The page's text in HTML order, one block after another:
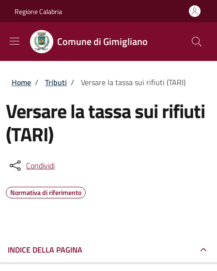
Regione Calabria
Comune di Gimigliano
Briciole di pane
Home / Tributi / Versare la tassa sui rifiuti (TARI)
Versare la tassa sui rifiuti
(TARI)
Condividi
Normativa di riferimento
INDICE DELLA PAGINA